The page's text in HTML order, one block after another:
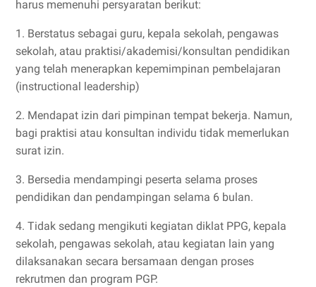
harus memenuhi persyaratan berikut:
1. Berstatus sebagai guru, kepala sekolah, pengawas
sekolah, atau praktisi/akademisi/konsultan pendidikan
yang telah menerapkan kepemimpinan pembelajaran
(instructional leadership)
2. Mendapat izin dari pimpinan tempat bekerja. Namun,
bagi praktisi atau konsultan individu tidak memerlukan
surat izin.
3. Bersedia mendampingi peserta selama proses
pendidikan dan pendampingan selama 6 bulan.
4. Tidak sedang mengikuti kegiatan diklat PPG, kepala
sekolah, pengawas sekolah, atau kegiatan lain yang
dilaksanakan secara bersamaan dengan proses
rekrutmen dan program PGP.